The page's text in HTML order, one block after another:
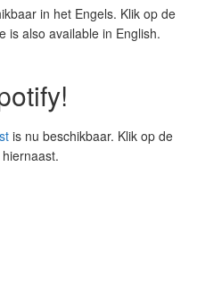
in het Engels. Klik op de
is also available in English.
is nu beschikbaar. Klik op de